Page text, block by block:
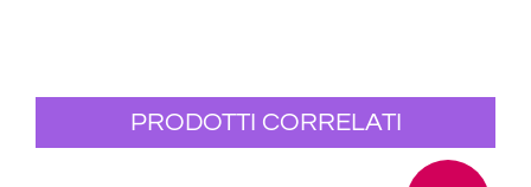
PRODOTTI CORRELATI